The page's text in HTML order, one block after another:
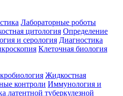
Лабораторные роботы
цитология Определение
и серология Диагностика
Клеточная биология
Жидкостная
контроли Иммунология и
латентной туберкулезной